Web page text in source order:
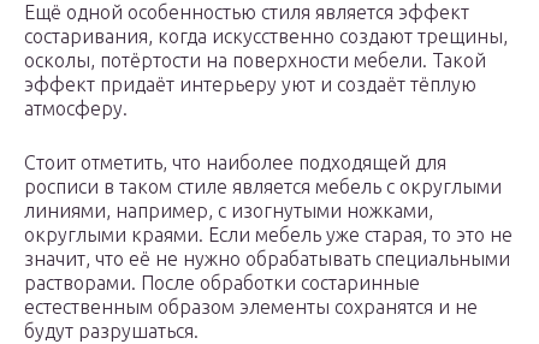
Ещё одной особенностью стиля является эффект
состаривания, когда искусственно создают трещины,
осколы, потёртости на поверхности мебели. Такой
эффект придаёт интерьеру уют и создаёт тёплую
атмосферу.
Стоит отметить, что наиболее подходящей для
росписи в таком стиле является мебель с округлыми
линиями, например, с изогнутыми ножками,
округлыми краями. Если мебель уже старая, то это не
значит, что её не нужно обрабатывать специальными
растворами. После обработки состаринные
естественным образом элементы сохранятся и не
будут разрушаться.